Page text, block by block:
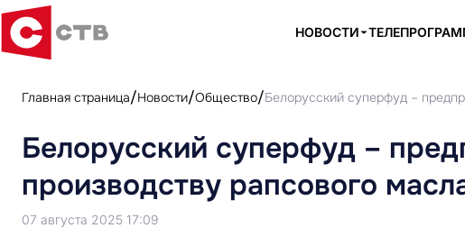
НОВОСТИ
Главная страница Новости Общество Белорусский суперфуд –
Белорусский суперфуд –
производству рапсового
07 августа 2025 17:09